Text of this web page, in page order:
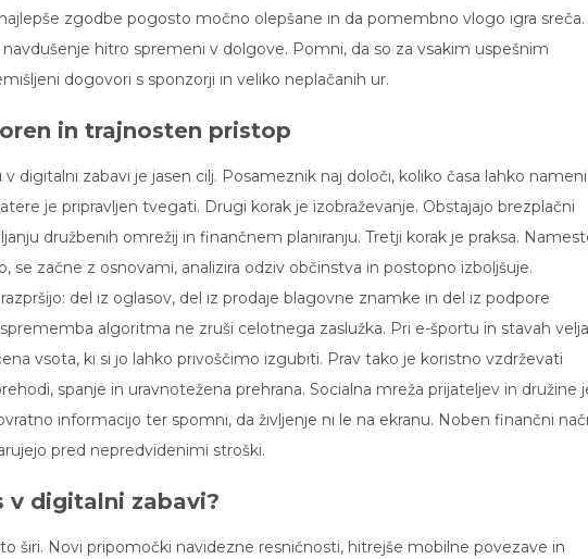
zgodbe pogosto močno olepšane in da pomembno vlogo igra sreča.
hitro spremeni v dolgove. Pomni, da so za vsakim uspešnim
dogovori s sponzorji in veliko neplačanih ur.
in trajnosten pristop
digitalni zabavi je jasen cilj. Posameznik naj določi, koliko časa lahko nameni
je pripravljen tvegati. Drugi korak je izobraževanje. Obstajajo brezplačni
družbenih omrežij in finančnem planiranju. Tretji korak je praksa.
se začne z osnovami, analizira odziv občinstva in postopno izboljšuje.
del iz oglasov, del iz prodaje blagovne znamke in del iz podpore
algoritma ne zruši celotnega zaslužka. Pri e-športu in stavah velja
vsota, ki si jo lahko privoščimo izgubiti. Prav tako je koristno vzdrževati
spanje in uravnotežena prehrana. Socialna mreža prijateljev in družine
informacijo ter spomni, da življenje ni le na ekranu. Noben finančni
pred nepredvidenimi stroški.
v digitalni zabavi?
širi. Novi pripomočki navidezne resničnosti, hitrejše mobilne povezave in